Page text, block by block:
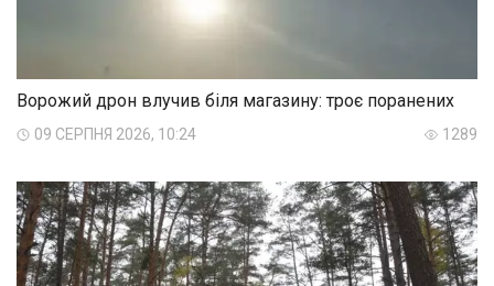
Ворожий дрон влучив біля магазину: троє поранених
09 СЕРПНЯ 2026, 10:24 1289